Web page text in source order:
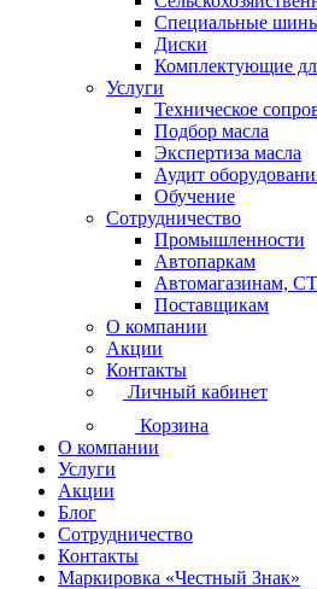
Специальные
Диски
Комплектующие
Услуги
Техническое
Подбор масла
Экспертиза масла
Аудит
Обучение
Сотрудничество
Промышленности
Автопаркам
Автомагазинам,
Поставщикам
О компании
Акции
Контакты
Личный кабинет
Корзина
О компании
Услуги
Акции
Блог
Сотрудничество
Контакты
Маркировка «Честный Знак»